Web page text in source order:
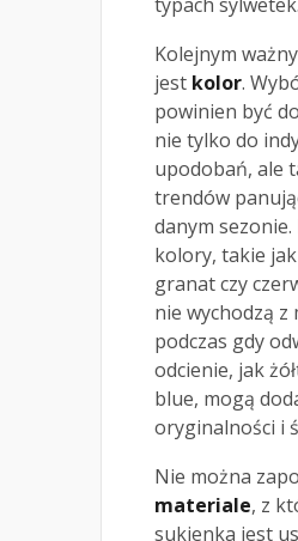
Kolejnym
jest kolor.
powinien być
nie tylko do
upodobań, ale
trendów
danym sezonie.
kolory, takie
granat czy
nie wychodzą z
podczas gdy
odcienie, jak
blue, mogą
oryginalności i
Nie można
materiale, z
sukienka jest